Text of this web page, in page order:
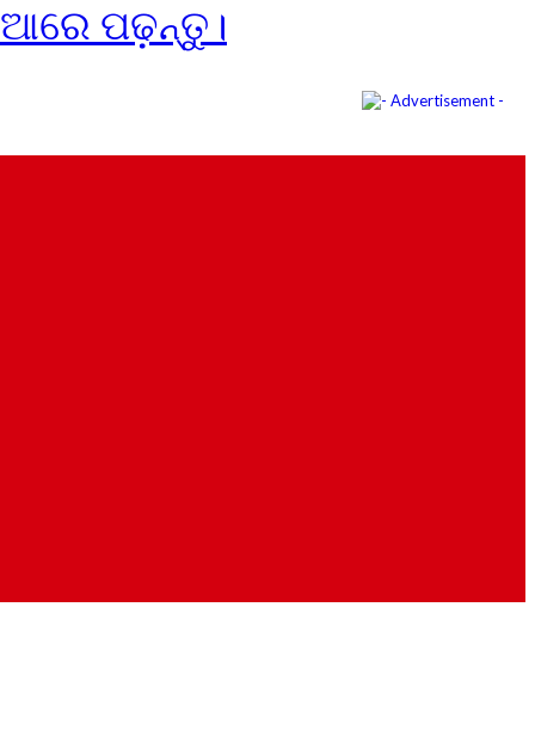
ପଢ଼ନ୍ତୁ।